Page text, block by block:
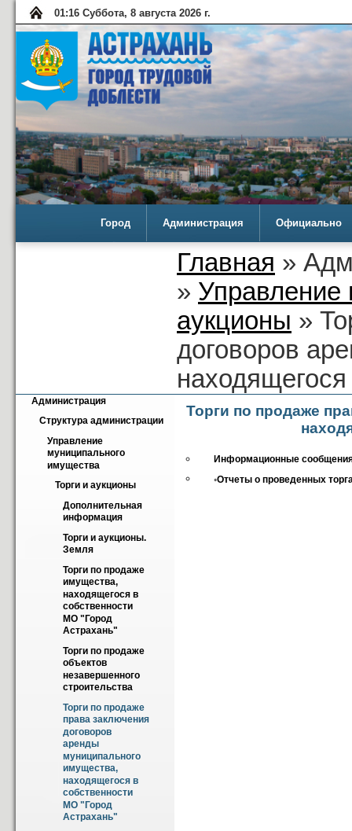
01:16 Суббота, 8 августа 2026 г.
Город Администрация Официально
Главная »
» Управление
аукционы »
договоров
Администрация
Структура администрации
Управление
муниципального
имущества
Торги и аукционы
Дополнительная
информация
Торги и аукционы.
Земля
Торги по продаже
имущества,
находящегося в
собственности
МО "Город
Астрахань"
Торги по продаже
объектов
незавершенного
строительства
Торги по продаже
права заключения
договоров
аренды
муниципального
имущества,
находящегося в
собственности
МО "Город
Астрахань"
Торги по продаже
Информационные
◦Отчеты о проведенных